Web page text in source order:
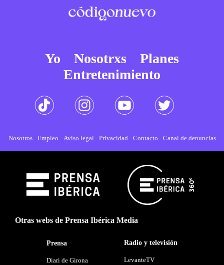
Yo Nosotrxs
Planes
Entretenimiento
Nosotros Empleo Aviso legal Privacidad Contacto Canal de denuncias
Otras webs de Prensa Ibérica Media
Prensa
Diari de Girona
Radio y televisión
LevanteTV